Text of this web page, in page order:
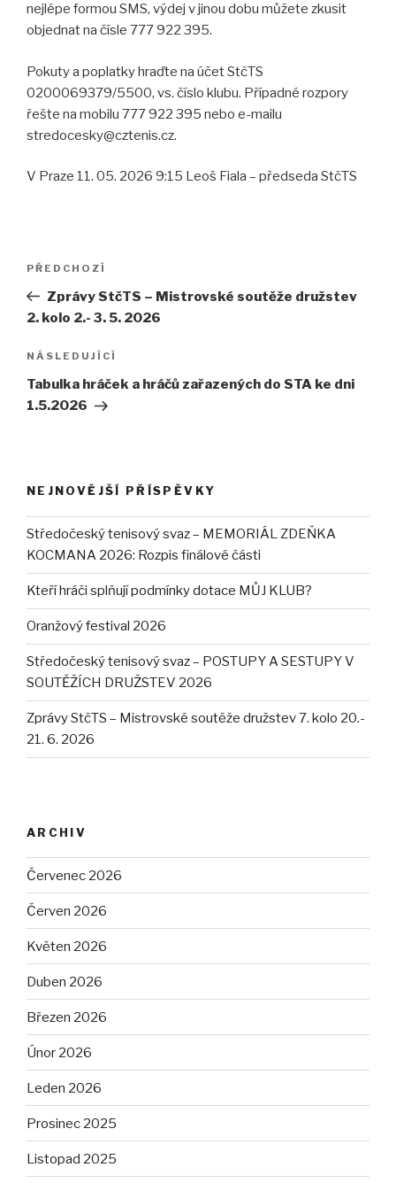
nejlépe formou SMS, výdej v jinou dobu můžete zkusit
objednat na čísle 777 922 395.
Pokuty a poplatky hraďte na účet StčTS
0200069379/5500, vs. číslo klubu. Případné rozpory
řešte na mobilu 777 922 395 nebo e-mailu
stredocesky@cztenis.cz.
V Praze 11. 05. 2026 9:15 Leoš Fiala – předseda StčTS
Navigace
příspěvek
Předchozí
příspěvek
PŘEDCHOZÍ
Zprávy StčTS – Mistrovské soutěže družstev
2. kolo 2.- 3. 5. 2026
Následující
příspěvek
NÁSLEDUJÍCÍ
Tabulka hráček a hráčů zařazených do STA ke dni
1.5.2026
NEJNOVĚJŠÍ PŘÍSPĚVKY
Středočeský tenisový svaz – MEMORIÁL ZDEŇKA
KOCMANA 2026: Rozpis finálové části
Kteří hráči splňují podmínky dotace MŮJ KLUB?
Oranžový festival 2026
Středočeský tenisový svaz – POSTUPY A SESTUPY V
SOUTĚŽÍCH DRUŽSTEV 2026
Zprávy StčTS – Mistrovské soutěže družstev 7. kolo 20.-
21. 6. 2026
ARCHIV
Červenec 2026
Červen 2026
Květen 2026
Duben 2026
Březen 2026
Únor 2026
Leden 2026
Prosinec 2025
Listopad 2025